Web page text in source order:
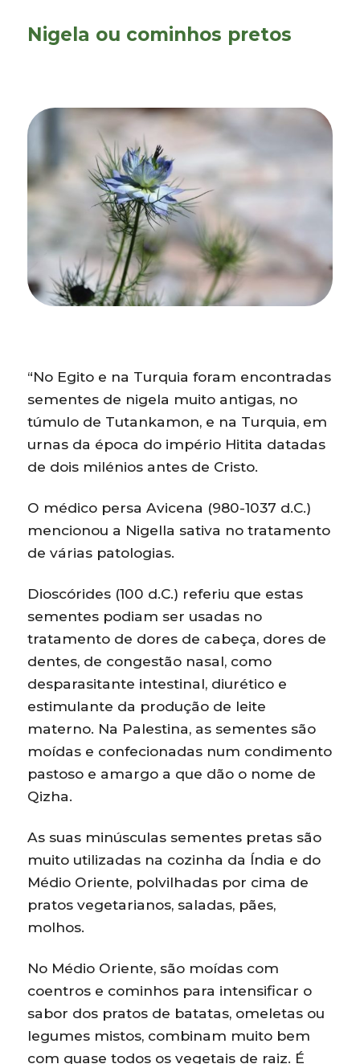
Nigela ou cominhos pretos
“No Egito e na Turquia foram encontradas
sementes de nigela muito antigas, no
túmulo de Tutankamon, e na Turquia, em
urnas da época do império Hitita datadas
de dois milénios antes de Cristo.
O médico persa Avicena (980-1037 d.C.)
mencionou a Nigella sativa no tratamento
de várias patologias.
Dioscórides (100 d.C.) referiu que estas
sementes podiam ser usadas no
tratamento de dores de cabeça, dores de
dentes, de congestão nasal, como
desparasitante intestinal, diurético e
estimulante da produção de leite
materno. Na Palestina, as sementes são
moídas e confecionadas num condimento
pastoso e amargo a que dão o nome de
Qizha.
As suas minúsculas sementes pretas são
muito utilizadas na cozinha da Índia e do
Médio Oriente, polvilhadas por cima de
pratos vegetarianos, saladas, pães,
molhos.
No Médio Oriente, são moídas com
coentros e cominhos para intensificar o
sabor dos pratos de batatas, omeletas ou
legumes mistos, combinam muito bem
com quase todos os vegetais de raiz. É